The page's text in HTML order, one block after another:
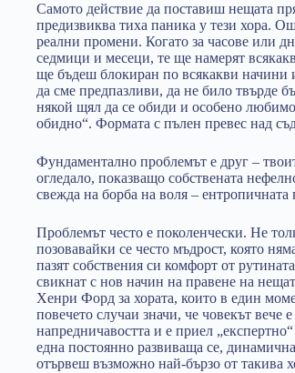
Самото действие да поставиш нещата
предизвиква тиха паника у тези хора.
реални промени. Когато за часове или
седмици и месеци, те ще намерят
ще бъдеш блокиран по всякакви начини
да сме предпазливи, да не било твърде
някой щял да се обиди и особено
обидно“. Формата с пълен превес над
Фундаментално проблемът е друг –
огледало, показващо собствената
свежда на борба на воля – ентропичната
Проблемът често е поколенчески. Не
позовавайки се често мъдрост, която
пазят собствения си комфорт от
свикнат с нов начин на правене на
Хенри Форд за хората, които в един
повечето случаи значи, че човекът вече
напредничавостта и е приел
една постоянно развиваща се,
отървеш възможно най-бързо от такива